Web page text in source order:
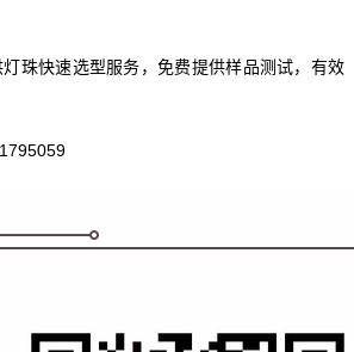
珠快速选型服务，免费提供样品测试，有效